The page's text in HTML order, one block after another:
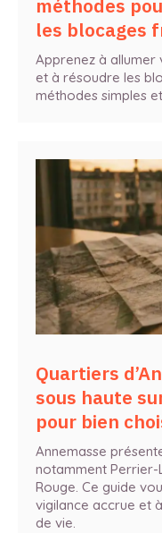
méthodes
les blocages
Apprenez à allumer
et à résoudre les
méthodes simples
Quartiers
sous haute
pour bien
Annemasse
notamment
Rouge. Ce guide
vigilance accrue et
de vie.